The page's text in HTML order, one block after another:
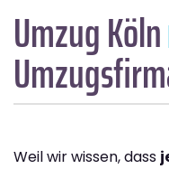
Umzug Köln
Weil wir wissen, dass